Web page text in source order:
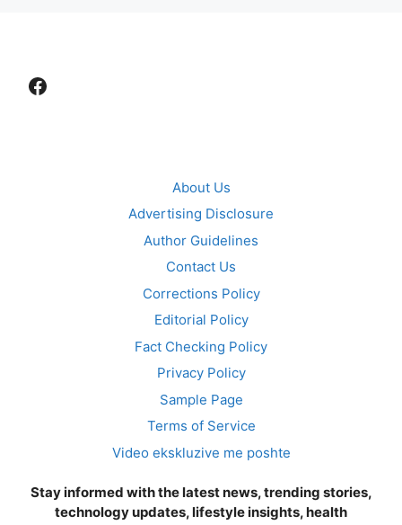
Facebook
About Us
Advertising Disclosure
Author Guidelines
Contact Us
Corrections Policy
Editorial Policy
Fact Checking Policy
Privacy Policy
Sample Page
Terms of Service
Video ekskluzive me poshte
Stay informed with the latest news, trending stories,
technology updates, lifestyle insights, health